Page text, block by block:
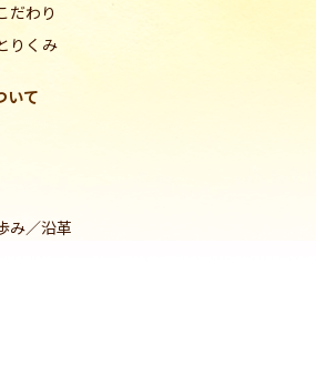
だわり
りくみ
いて
み／沿革